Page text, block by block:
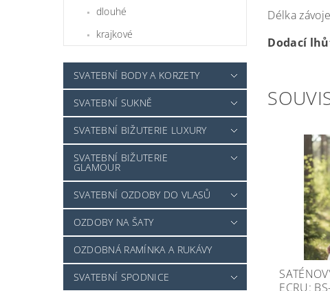
dlouhé
krajkové
SVATEBNÍ BODY A KORZETY
SVATEBNÍ SUKNĚ
SVATEBNÍ BIŽUTERIE LUXURY
SVATEBNÍ BIŽUTERIE
GLAMOUR
SVATEBNÍ OZDOBY DO VLASŮ
OZDOBY NA ŠATY
OZDOBNÁ RAMÍNKA A RUKÁVY
SVATEBNÍ SPODNICE
Délka
Dodací
ECRU: